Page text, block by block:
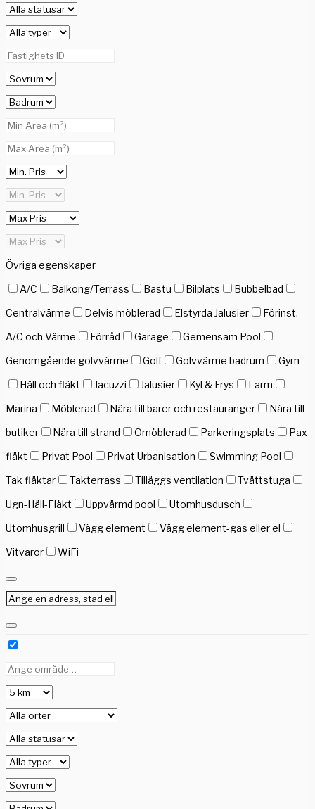
Övriga egenskaper
A/C
Balkong/Terrass Bastu Bilplats
Bubbelbad
Centralvärme
Delvis möblerad Elstyrda Jalusier
Förinst.
A/C och Värme
Förråd Garage
Gemensam Pool
Genomgående golvvärme
Golf Golvvärme badrum
Gym
Häll och fläkt
Jacuzzi Jalusier Kyl & Frys
Larm
Marina
Möblerad Nära till barer och restauranger
Nära till
butiker
Nära till strand Omöblerad Parkeringsplats
Pax
fläkt
Privat Pool Privat Urbanisation
Swimming Pool
Tak fläktar
Takterrass Tilläggs ventilation
Tvättstuga
Ugn-Häll-Fläkt
Uppvärmd pool
Utomhusdusch
Utomhusgrill
Vägg element
Vägg element-gas eller el
Vitvaror
WiFi